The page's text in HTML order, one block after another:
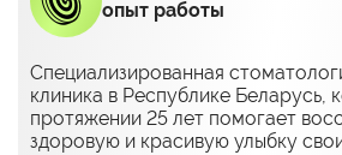
опыт работы
Специализированная
клиника в Республике Беларусь,
протяжении 25 лет помогает
здоровую и красивую улыбку